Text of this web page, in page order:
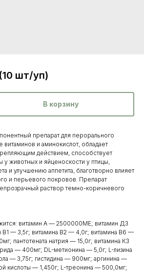
шт/уп)
В корзину
препарат для перорального
и аминокислот, обладает
действием, способствует
у животных и яйценоскости у птицы,
и улучшению аппетита, благотворно влияет
и перьевого покровов. Препарат
раствор темно-коричневого
витамин А — 2500000МЕ; витамин Д3
— 3,5г; витамина В2 — 4,0г; витамина В6 —
пантотената натрия — 15,0г; витамина К3
— 400мг; DL-метионина — 5,0г; L-лизина
— 3,75г; гистидина — 900мг; аргинина —
кислоты — 1,450г; L-треонина — 500,0мг;